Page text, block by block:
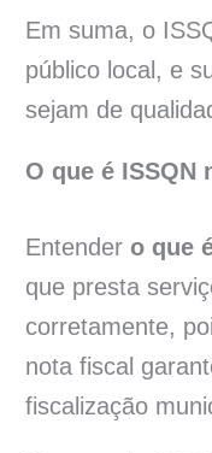
Em suma, o
público local, e
sejam de
O que é ISSQN
Entender o que
que presta
corretamente,
nota fiscal
fiscalização